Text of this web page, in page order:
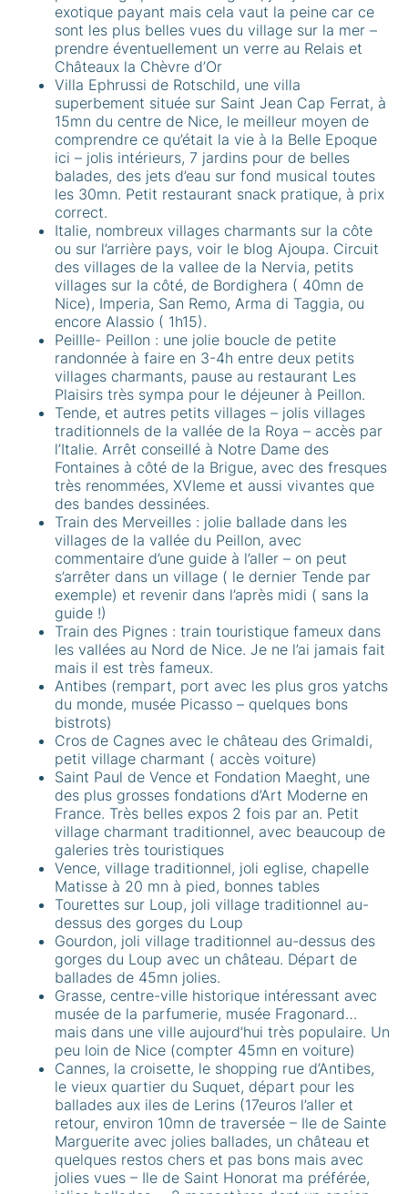
exotique payant mais cela vaut la peine car ce
sont les plus belles vues du village sur la mer –
prendre éventuellement un verre au Relais et
Châteaux la Chèvre d’Or
Villa Ephrussi de Rotschild, une villa
superbement située sur Saint Jean Cap Ferrat, à
15mn du centre de Nice, le meilleur moyen de
comprendre ce qu’était la vie à la Belle Epoque
ici – jolis intérieurs, 7 jardins pour de belles
balades, des jets d’eau sur fond musical toutes
les 30mn. Petit restaurant snack pratique, à prix
correct.
Italie, nombreux villages charmants sur la côte
ou sur l’arrière pays, voir le blog Ajoupa. Circuit
des villages de la vallee de la Nervia, petits
villages sur la côté, de Bordighera ( 40mn de
Nice), Imperia, San Remo, Arma di Taggia, ou
encore Alassio ( 1h15).
Peillle- Peillon : une jolie boucle de petite
randonnée à faire en 3-4h entre deux petits
villages charmants, pause au restaurant Les
Plaisirs très sympa pour le déjeuner à Peillon.
Tende, et autres petits villages – jolis villages
traditionnels de la vallée de la Roya – accès par
l’Italie. Arrêt conseillé à Notre Dame des
Fontaines à côté de la Brigue, avec des fresques
très renommées, XVIeme et aussi vivantes que
des bandes dessinées.
Train des Merveilles : jolie ballade dans les
villages de la vallée du Peillon, avec
commentaire d’une guide à l’aller – on peut
s’arrêter dans un village ( le dernier Tende par
exemple) et revenir dans l’après midi ( sans la
guide !)
Train des Pignes : train touristique fameux dans
les vallées au Nord de Nice. Je ne l’ai jamais fait
mais il est très fameux.
Antibes (rempart, port avec les plus gros yatchs
du monde, musée Picasso – quelques bons
bistrots)
Cros de Cagnes avec le château des Grimaldi,
petit village charmant ( accès voiture)
Saint Paul de Vence et Fondation Maeght, une
des plus grosses fondations d’Art Moderne en
France. Très belles expos 2 fois par an. Petit
village charmant traditionnel, avec beaucoup de
galeries très touristiques
Vence, village traditionnel, joli eglise, chapelle
Matisse à 20 mn à pied, bonnes tables
Tourettes sur Loup, joli village traditionnel au-
dessus des gorges du Loup
Gourdon, joli village traditionnel au-dessus des
gorges du Loup avec un château. Départ de
ballades de 45mn jolies.
Grasse, centre-ville historique intéressant avec
musée de la parfumerie, musée Fragonard…
mais dans une ville aujourd’hui très populaire. Un
peu loin de Nice (compter 45mn en voiture)
Cannes, la croisette, le shopping rue d’Antibes,
le vieux quartier du Suquet, départ pour les
ballades aux iles de Lerins (17euros l’aller et
retour, environ 10mn de traversée – Ile de Sainte
Marguerite avec jolies ballades, un château et
quelques restos chers et pas bons mais avec
jolies vues – Ile de Saint Honorat ma préférée,